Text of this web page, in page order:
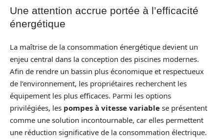
Une attention accrue portée à l’efficacité
énergétique
La maîtrise de la consommation énergétique devient un
enjeu central dans la conception des piscines modernes.
Afin de rendre un bassin plus économique et respectueux
de l’environnement, les propriétaires recherchent les
équipement les plus efficaces. Parmi les options
privilégiées, les pompes à vitesse variable se présentent
comme une solution incontournable, car elles permettent
une réduction significative de la consommation électrique.